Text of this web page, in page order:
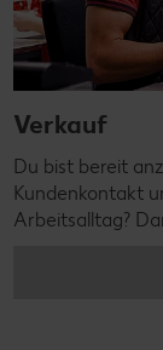
Verkauf
Du bist bereit
Kundenkontakt
Arbeitsalltag?